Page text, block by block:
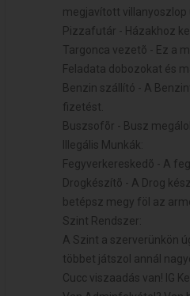
megjavított villanyoszlop
Pizzafutár - Házakhoz
Targonca vezetõ - Ez a
Feladata dobozokat és
Benzin szállító - A
fizetést.
Buszsofõr - Busz
Illegális Munkák:
Fegyverkereskedõ - A
Drogkészítõ - A Drog
betépsz megy föl az
Szint Rendszer:
A Szint a szerverünkön
többet játszol annál
Cucc viszaadás van! IG